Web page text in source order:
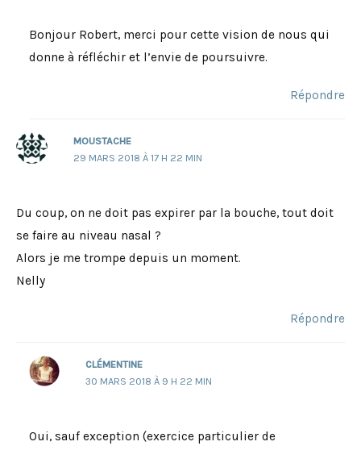
Bonjour Robert, merci pour cette vision de nous qui
donne à réfléchir et l’envie de poursuivre.
Répondre
MOUSTACHE
29 MARS 2018 À 17 H 22 MIN
Du coup, on ne doit pas expirer par la bouche, tout doit
se faire au niveau nasal ?
Alors je me trompe depuis un moment.
Nelly
Répondre
CLÉMENTINE
30 MARS 2018 À 9 H 22 MIN
Oui, sauf exception (exercice particulier de